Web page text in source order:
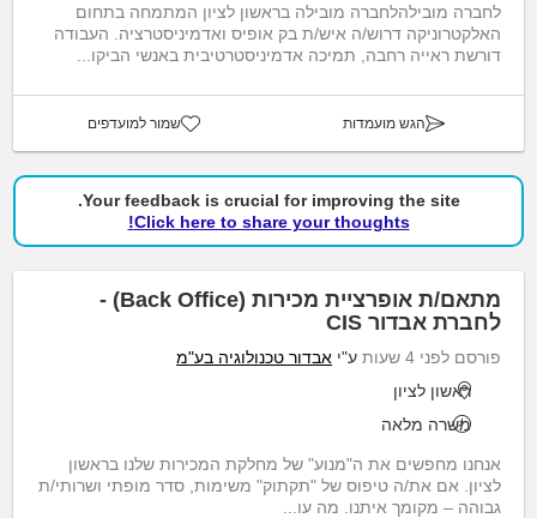
לחברה מובילהלחברה מובילה בראשון לציון המתמחה בתחום
האלקטרוניקה דרוש/ה איש/ת בק אופיס ואדמיניסטרציה. העבודה
דורשת ראייה רחבה, תמיכה אדמיניסטרטיבית באנשי הביקו...
הגש מועמדות שמור למועדפים
Your feedback is crucial for improving the site.
Click here to share your thoughts!
מתאם/ת אופרציית מכירות (Back Office) -
לחברת אבדור CIS
פורסם לפני 4 שעות ע"י אבדור טכנולוגיה בע"מ
ראשון לציון
משרה מלאה
אנחנו מחפשים את ה"מנוע" של מחלקת המכירות שלנו בראשון
לציון. אם את/ה טיפוס של "תקתוק" משימות, סדר מופתי ושרותי/ת
גבוהה – מקומך איתנו. מה עו...